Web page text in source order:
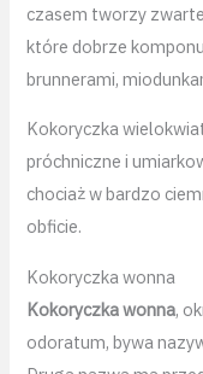
czasem tworzy
które dobrze
brunnerami,
Kokoryczka
próchniczne i
chociaż w bardzo
obficie.
Kokoryczka wonna
Kokoryczka wonna,
odoratum, bywa